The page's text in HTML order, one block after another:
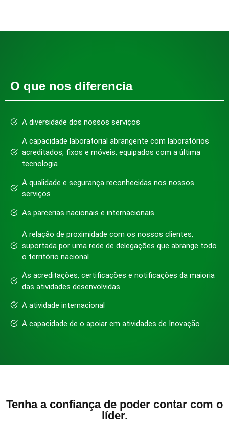
O que nos diferencia
A diversidade dos nossos serviços
A capacidade laboratorial abrangente com laboratórios
acreditados, fixos e móveis, equipados com a última
tecnologia
A qualidade e segurança reconhecidas nos nossos
serviços
As parcerias nacionais e internacionais
A relação de proximidade com os nossos clientes,
suportada por uma rede de delegações que abrange todo
o território nacional
As acreditações, certificações e notificações da maioria
das atividades desenvolvidas
A atividade internacional
A capacidade de o apoiar em atividades de Inovação
Tenha a confiança de poder contar com o
líder.